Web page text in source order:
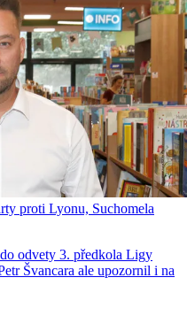
proti Lyonu, Suchomela
odvety 3. předkola Ligy
Švancara ale upozornil i na